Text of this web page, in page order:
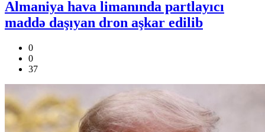
Almaniya hava limanında partlayıcı
maddə daşıyan dron aşkar edilib
0
0
37